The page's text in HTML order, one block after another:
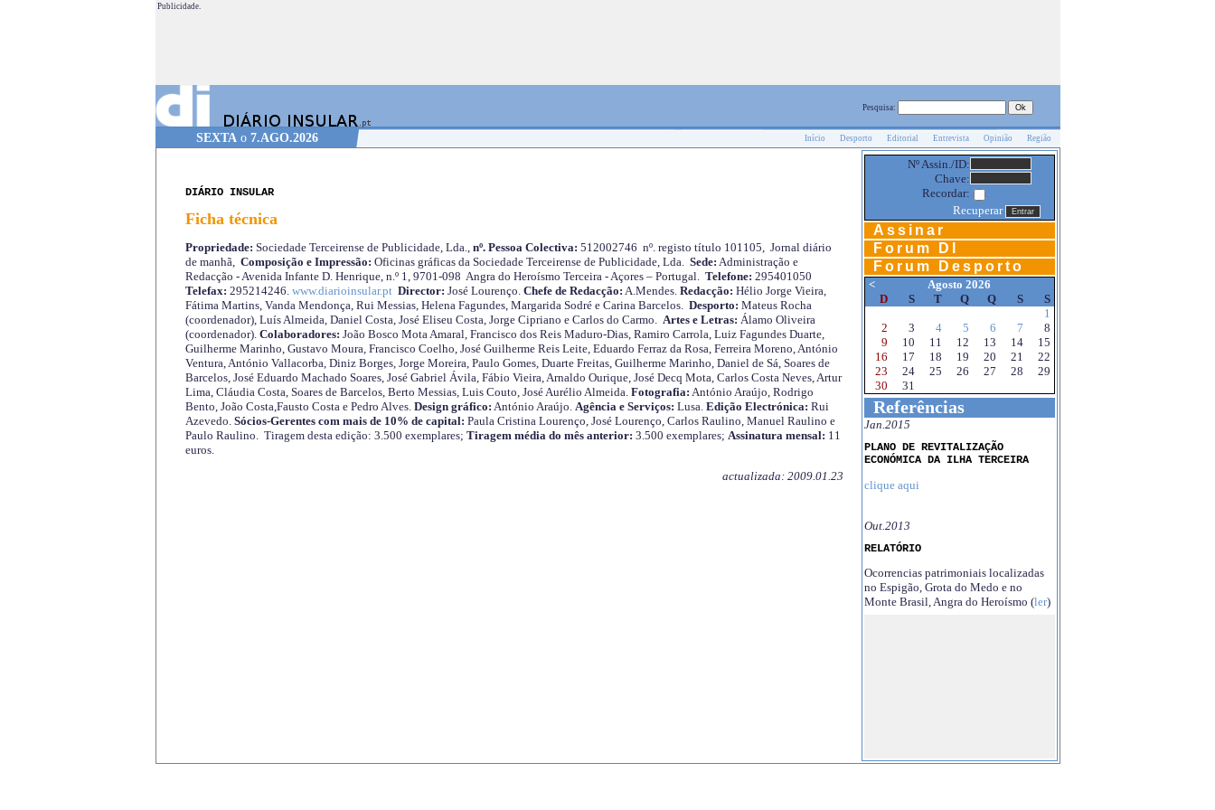
Publicidade.
Pesquisa:
SEXTAo 7.AGO.2026 Início Desporto Editorial Entrevista Opinião Região
DIÁRIO INSULAR
Ficha técnica
Propriedade: Sociedade Terceirense de Publicidade, Lda.,nº. Pessoa Colectiva: 512002746 nº. registo título 101105, Jornal diário
de manhã, Composição e Impressão: Oficinas gráficas da Sociedade Terceirense de Publicidade, Lda. Sede: Administração e
Redacção - Avenida Infante D. Henrique, n.º 1, 9701-098 Angra do Heroísmo Terceira - Açores – Portugal. Telefone: 295401050
Telefax: 295214246. www.diarioinsular.pt Director: José Lourenço. Chefe de Redacção: A.Mendes. Redacção: Hélio Jorge Vieira,
Fátima Martins, Vanda Mendonça, Rui Messias, Helena Fagundes, Margarida Sodré e Carina Barcelos. Desporto: Mateus Rocha
(coordenador), Luís Almeida, Daniel Costa, José Eliseu Costa, Jorge Cipriano e Carlos do Carmo. Artes e Letras: Álamo Oliveira
(coordenador). Colaboradores: João Bosco Mota Amaral, Francisco dos Reis Maduro-Dias, Ramiro Carrola, Luiz Fagundes Duarte,
Guilherme Marinho, Gustavo Moura, Francisco Coelho, José Guilherme Reis Leite, Eduardo Ferraz da Rosa, Ferreira Moreno, António
Ventura, António Vallacorba, Diniz Borges, Jorge Moreira, Paulo Gomes, Duarte Freitas, Guilherme Marinho, Daniel de Sá, Soares de
Barcelos, José Eduardo Machado Soares, José Gabriel Ávila, Fábio Vieira, Arnaldo Ourique, José Decq Mota, Carlos Costa Neves, Artur
Lima, Cláudia Costa, Soares de Barcelos, Berto Messias, Luis Couto, José Aurélio Almeida. Fotografia: António Araújo, Rodrigo
Bento, João Costa,Fausto Costa e Pedro Alves. Design gráfico: António Araújo. Agência e Serviços: Lusa. Edição Electrónica: Rui
Azevedo. Sócios-Gerentes com mais de 10% de capital: Paula Cristina Lourenço, José Lourenço, Carlos Raulino, Manuel Raulino e
Paulo Raulino. Tiragem desta edição: 3.500 exemplares; Tiragem média do mês anterior: 3.500 exemplares; Assinatura mensal: 11
euros.
actualizada: 2009.01.23
Nº Assin./ID:
Chave:
Recordar:
Recuperar
Assinar
Forum DI
Forum Desporto
<
Agosto 2026
D
S T Q Q S
S
1
2
3 4 5 6 7
8
9
10 11 12 13 14
15
16
17 18 19 20 21
22
23
24 25 26 27 28
29
30
31
Referências
Jan.2015
PLANO DE REVITALIZAÇÃO
ECONÓMICA DA ILHA TERCEIRA
clique aqui
Out.2013
RELATÓRIO
Ocorrencias patrimoniais localizadas
no Espigão, Grota do Medo e no
Monte Brasil, Angra do Heroísmo (ler)